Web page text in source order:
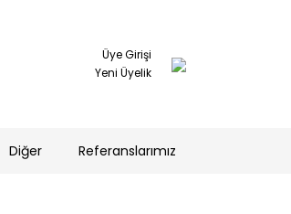
Üye Girişi
Yeni Üyelik
Diğer Referanslarımız